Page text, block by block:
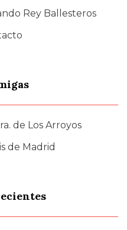
Rey Ballesteros
de Los Arroyos
de Madrid